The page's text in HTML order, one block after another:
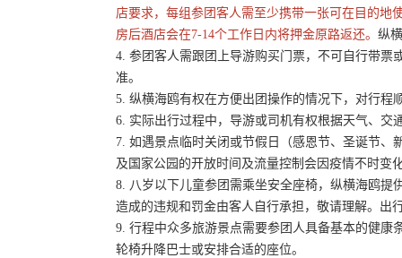
店要求，每组参团客人需至少携带一张可在目的地
房后酒店会在7-14个工作日内将押金原路返还。 纵
4. 参团客人需跟团上导游购买门票，不可自行带票
准。
5. 纵横海鸥有权在方便出团操作的情况下，对行
6. 实际出行过程中，导游或司机有权根据天气、
7. 如遇景点临时关闭或节假日（感恩节、圣诞节
及国家公园的开放时间及流量控制会因疫情不时变
8. 八岁以下儿童参团需乘坐安全座椅，纵横海鸥提
造成的违规和罚金由客人自行承担，敬请理解。出
9. 行程中众多旅游景点需要参团人具备基本的健
轮椅升降巴士或安排合适的座位。